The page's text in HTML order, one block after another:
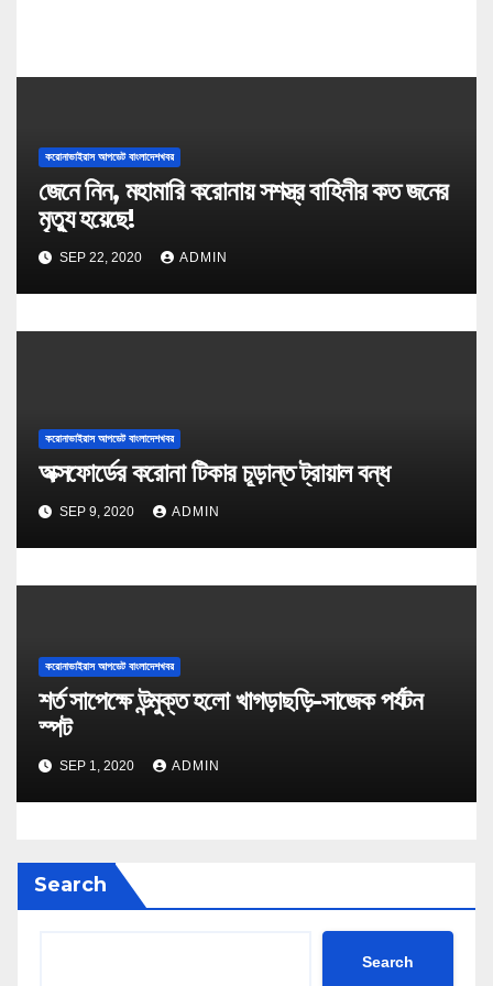
করোনাভাইরাস আপডেট বাংলাদেশখবর
জেনে নিন, মহামারি করোনায় সশস্ত্র বাহিনীর কত জনের
মৃত্যু হয়েছে!
SEP 22, 2020 ADMIN
করোনাভাইরাস আপডেট বাংলাদেশখবর
অক্সফোর্ডের করোনা টিকার চূড়ান্ত ট্রায়াল বন্ধ
SEP 9, 2020 ADMIN
করোনাভাইরাস আপডেট বাংলাদেশখবর
শর্ত সাপেক্ষে উন্মুক্ত হলো খাগড়াছড়ি-সাজেক পর্যটন
স্পট
SEP 1, 2020 ADMIN
Search
Search